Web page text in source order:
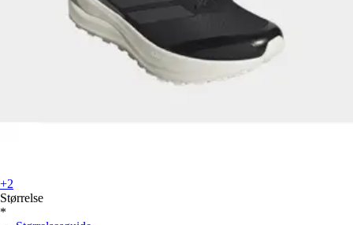
+2
Størrelse
*